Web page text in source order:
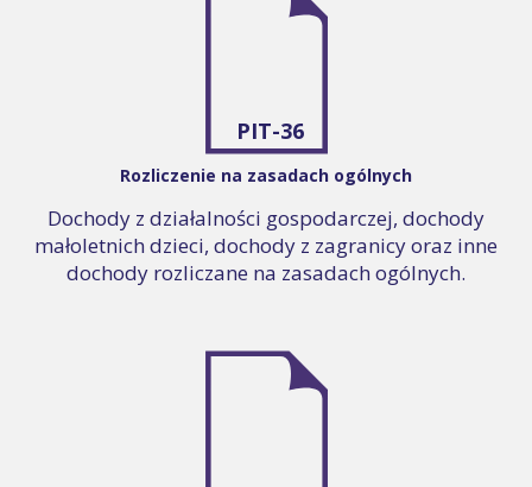
PIT-36
Rozliczenie na zasadach ogólnych
Dochody z działalności gospodarczej, dochody
małoletnich dzieci, dochody z zagranicy oraz inne
dochody rozliczane na zasadach ogólnych.